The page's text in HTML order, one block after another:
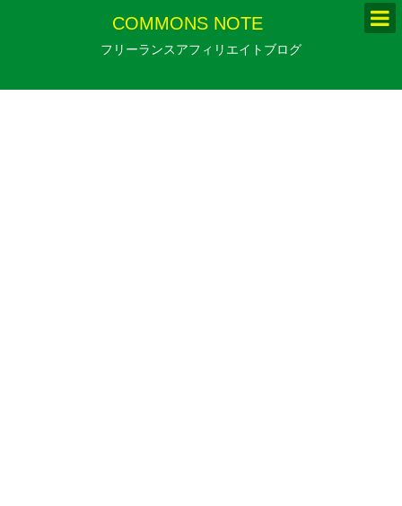
COMMONS NOTE
フリーランスアフィリエイトブログ